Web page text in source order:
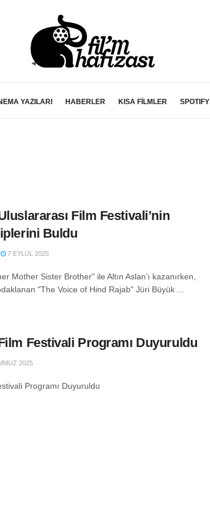
YAZILARI HABERLER KISA FİLMLER SPOTIFY
Film Festivali’nin
Buldu
7 EYLÜL 2025
Mother Sister Brother" ile Altın Aslan’ı kazanırken,
"The Voice of Hind Rajab" Jüri Büyük ...
Festivali Programı Duyuruldu
2025
Programı Duyuruldu